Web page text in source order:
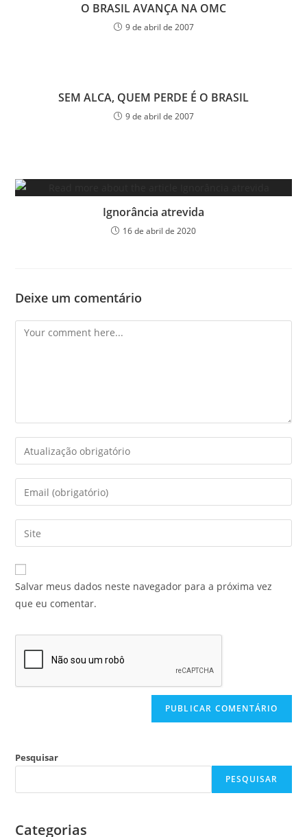
O BRASIL AVANÇA NA OMC
9 de abril de 2007
SEM ALCA, QUEM PERDE É O BRASIL
9 de abril de 2007
Ignorância atrevida
16 de abril de 2020
Deixe um comentário
Salvar meus dados neste navegador para a próxima vez
que eu comentar.
Pesquisar
PESQUISAR
Categorias